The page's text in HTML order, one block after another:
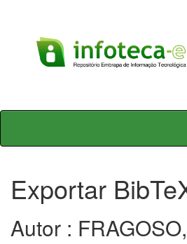
Skip
Exportar
Autor :